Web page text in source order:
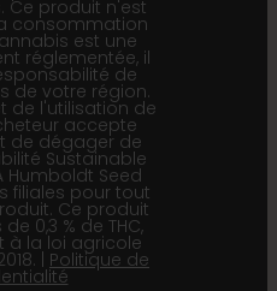
Ce produit n'est
consommation
est une
réglementée, il
de
de votre région.
de l'utilisation de
accepte
de dégager de
Sustainable
Humboldt Seed
filiales pour tout
Ce produit
0,3 % de THC,
à la loi agricole
| Politique de